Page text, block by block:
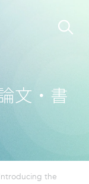
文・書
the